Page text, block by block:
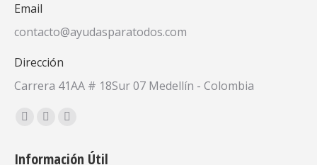
Email
contacto@ayudasparatodos.com
Dirección
Carrera 41AA # 18Sur 07 Medellín - Colombia
Encuéntranos en:
Facebook
opens
X
opens
YouTube
opens
Información Útil